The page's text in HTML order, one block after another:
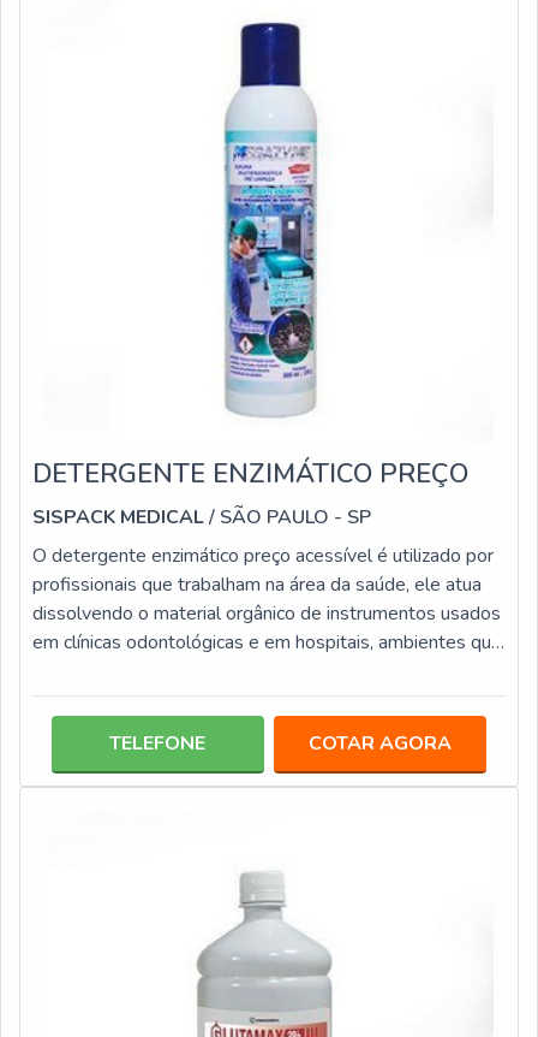
DETERGENTE ENZIMÁTICO PREÇO
SISPACK MEDICAL/ SÃO PAULO - SP
O detergente enzimático preço acessível é utilizado por
profissionais que trabalham na área da saúde, ele atua
dissolvendo o material orgânico de instrumentos usados
em clínicas odontológicas e em hospitais, ambientes que
necessitam desse tipo de limpeza. É fundamental que se
modo, o resultado é inteiramente positivo, é
recomendável que se faça necessário o uso de uma
TELEFONE COTAR AGORA